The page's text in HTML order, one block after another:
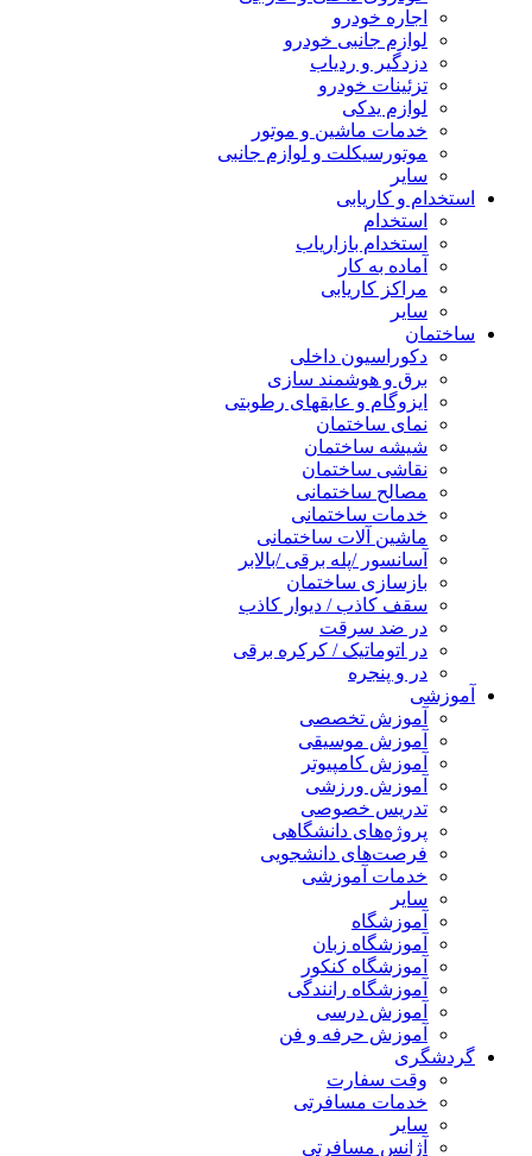
اجاره خودرو
لوازم جانبی خودرو
دزدگیر و ردیاب
تزئینات خودرو
لوازم یدکی
خدمات ماشین و موتور
موتورسیکلت و لوازم جانبی
سایر
استخدام و کاریابی
استخدام
استخدام بازاریاب
آماده به کار
مراکز کاریابی
سایر
ساختمان
دکوراسیون داخلی
برق و هوشمند سازی
ایزوگام و عایقهای رطوبتی
نمای ساختمان
شیشه ساختمان
نقاشی ساختمان
مصالح ساختمانی
خدمات ساختمانی
ماشین آلات ساختمانی
آسانسور /پله برقی /بالابر
بازسازی ساختمان
سقف کاذب / دیوار کاذب
در ضد سرقت
در اتوماتیک / کرکره برقی
در و پنجره
آموزشی
آموزش تخصصی
آموزش موسیقی
آموزش کامپیوتر
آموزش ورزشی
تدریس خصوصی
پروژه‌های دانشگاهی
فرصت‌های دانشجویی
خدمات آموزشی
سایر
آموزشگاه
آموزشگاه زبان
آموزشگاه کنکور
آموزشگاه رانندگی
آموزش درسی
آموزش حرفه و فن
گردشگری
وقت سفارت
خدمات مسافرتی
سایر
آژانس مسافرتی